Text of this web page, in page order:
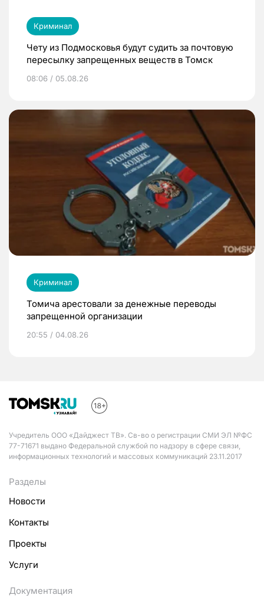
Криминал
Чету из Подмосковья будут судить за почтовую
пересылку запрещенных веществ в Томск
08:06 / 05.08.26
Криминал
Томича арестовали за денежные переводы
запрещенной организации
20:55 / 04.08.26
Учредитель ООО «Дайджест ТВ». Св-во о регистрации СМИ ЭЛ №ФС
77-71671 выдано Федеральной службой по надзору в сфере связи,
информационных технологий и массовых коммуникаций 23.11.2017
Разделы
Новости
Контакты
Проекты
Услуги
Документация